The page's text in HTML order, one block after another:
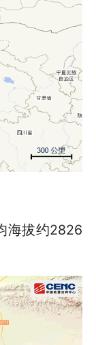
海拔约2826